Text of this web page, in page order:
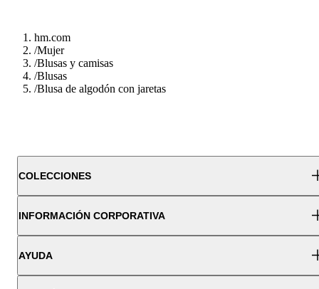
hm.com
/Mujer
/Blusas y camisas
/Blusas
/Blusa de algodón con jaretas
COLECCIONES
INFORMACIÓN CORPORATIVA
AYUDA